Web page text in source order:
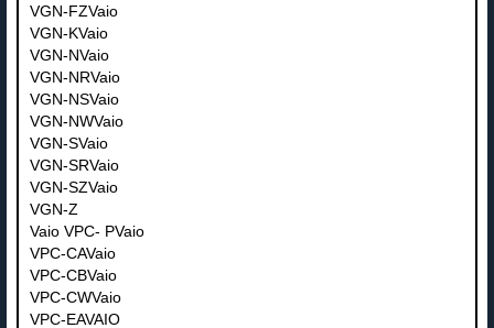
VGN-FZVaio
VGN-KVaio
VGN-NVaio
VGN-NRVaio
VGN-NSVaio
VGN-NWVaio
VGN-SVaio
VGN-SRVaio
VGN-SZVaio
VGN-Z
Vaio VPC- PVaio
VPC-CAVaio
VPC-CBVaio
VPC-CWVaio
VPC-EAVAIO